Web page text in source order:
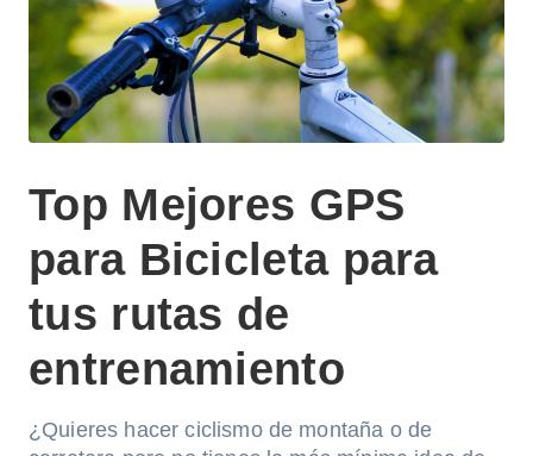
Top Mejores GPS
para Bicicleta para
tus rutas de
entrenamiento
¿Quieres hacer ciclismo de montaña o de